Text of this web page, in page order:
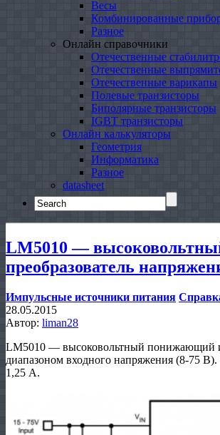
Весы
Комбинированные
Разное
Онлайн справочники
Отечественные
Отечественные
Отечественные варикапы
Полевые транзисторы
Биполярные транзисторы
IGBT транзисторы
Онлайн калькуляторы
Геометрия
Информатика
Разное
datasheet
Search
for:
LM5010 —
преобразователь
Импульсные источники питания
28.05.2015
Автор: liman28
LM5010 — высоковольтный понижающий
диапазоном входного напряжения (8-75
1,25 А.